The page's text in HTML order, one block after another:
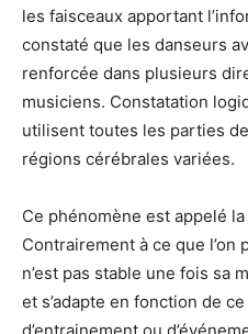
les faisceaux apportant
constaté que les danseurs
renforcée dans plusieurs
musiciens. Constatation
utilisent toutes les parties
régions cérébrales variées.
Ce phénomène est appelé
Contrairement à ce que
n’est pas stable une fois sa
et s’adapte en fonction de ce